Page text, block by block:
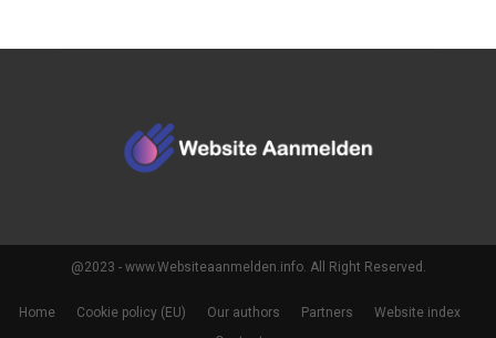
@2023 - www.Websiteaanmelden.info. All Right Reserved.
Home Cookie policy (EU) Our authors Partners
Website index